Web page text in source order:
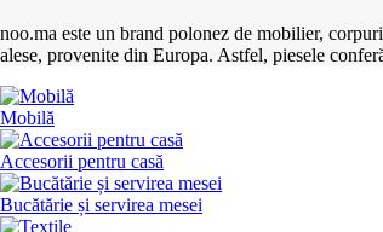
noo.ma este un brand polonez de mobilier,
alese, provenite din Europa. Astfel, piesele
Mobilă
Accesorii pentru casă
Bucătărie și servirea mesei